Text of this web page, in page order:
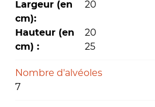
Largeur (en
cm):
20
Hauteur (en
cm) :
20
25
Nombre d'alvéoles
7